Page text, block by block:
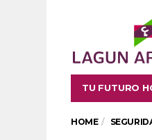
TU FUTURO
HOME